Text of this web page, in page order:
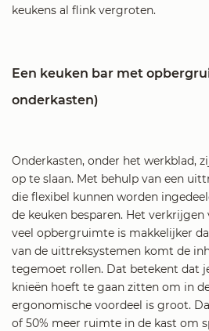
keukens al flink vergroten.
Een keuken bar met
onderkasten)
Onderkasten, onder het werkblad,
op te slaan. Met behulp van een
die flexibel kunnen worden
de keuken besparen. Het verkrijgen
veel opbergruimte is makkelijker
van de uittreksystemen komt de
tegemoet rollen. Dat betekent dat
knieën hoeft te gaan zitten om in
ergonomische voordeel is groot.
of 50% meer ruimte in de kast om